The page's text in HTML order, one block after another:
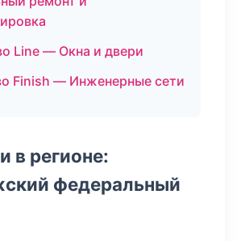
Line — Окна и двери
Finish — Инженерные сети
в регионе:
федеральный